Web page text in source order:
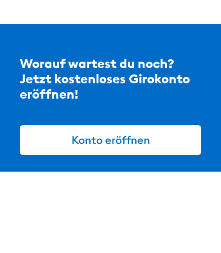
Worauf wartest du noch?
Jetzt kostenloses Girokonto
eröffnen!
Konto eröffnen